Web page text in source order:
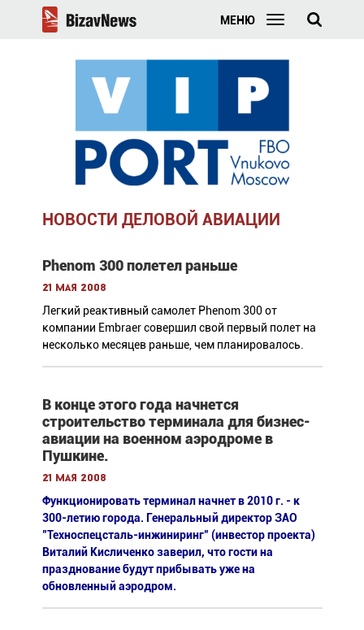
МЕНЮ
НОВОСТИ ДЕЛОВОЙ АВИАЦИИ
Phenom 300 полетел раньше
21 мая 2008
Легкий реактивный самолет Phenom 300 от
компании Embraer совершил свой первый полет на
несколько месяцев раньше, чем планировалось.
В конце этого года начнется
строительство терминала для бизнес-
авиации на военном аэродроме в
Пушкине.
21 мая 2008
Функционировать терминал начнет в 2010 г. - к
300-летию города. Генеральный директор ЗАО
"Техноспецсталь-инжиниринг" (инвестор проекта)
Виталий Кисличенко заверил, что гости на
празднование будут прибывать уже на
обновленный аэродром.